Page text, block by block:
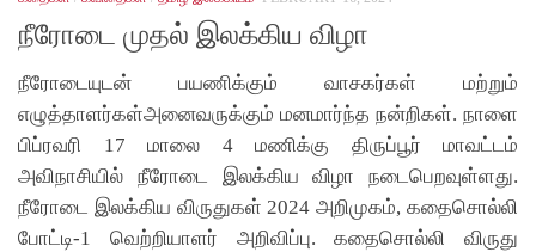
நீரோடை முதல் இலக்கிய விழா
நீரோடையுடன் பயணிக்கும் வாசகர்கள் மற்றும்
எழுத்தாளர்கள்அனைவருக்கும் மனமார்ந்த நன்றிகள். நாளை
பிப்ரவரி 17 மாலை 4 மணிக்கு திருப்பூர் மாவட்டம்
அவிநாசியில் நீரோடை இலக்கிய விழா நடைபெறவுள்ளது.
நீரோடை இலக்கிய விருதுகள் 2024 அறிமுகம், கதைசொல்லி
போட்டி-1 வெற்றியாளர் அறிவிப்பு. கதைசொல்லி விருது